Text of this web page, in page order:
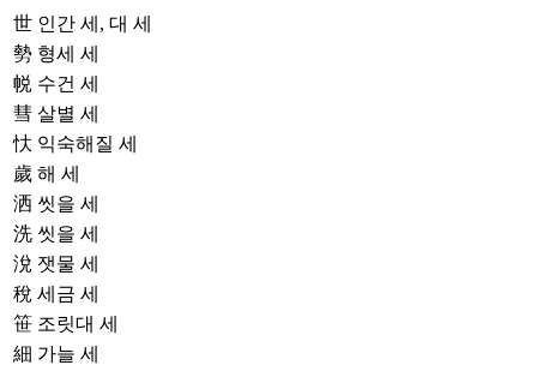
世 인간 세, 대 세
勢 형세 세
帨 수건 세
彗 살별 세
忕 익숙해질 세
歲 해 세
洒 씻을 세
洗 씻을 세
涗 잿물 세
稅 세금 세
笹 조릿대 세
細 가늘 세